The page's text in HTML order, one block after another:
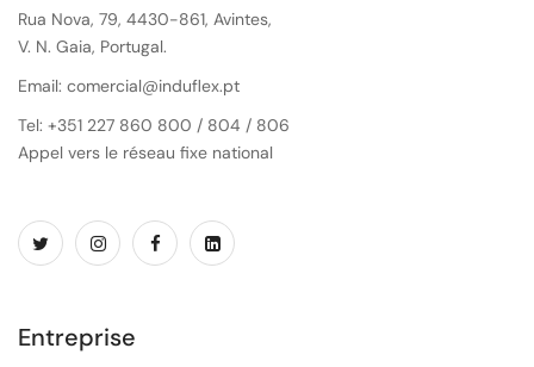
Rua Nova, 79, 4430-861, Avintes,
V. N. Gaia, Portugal.
Email: comercial@induflex.pt
Tel: +351 227 860 800 / 804 / 806
Appel vers le réseau fixe national
Entreprise